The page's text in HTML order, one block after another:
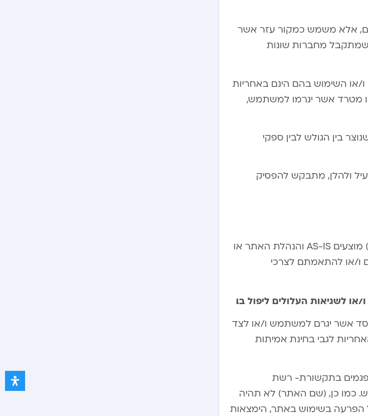
אלא משמש כמקור עזר אשר
שמתקבל מחברות שונות
או השימוש בהם הינם באחריות
מטרד אשר יגרמו למשתמש,
בין הגולש לבין ספקי
ולהלן, מתבקש להפסיק
המידע ו/או התכנים ו/או השירותים אשר מוצעים ב(שם האתר) מוצעים AS-IS והנהלת האתר או
ו/או להתאמתם לצרכי
לשגיאות העלולים ליפול בו.
אשר יגרם למשתמש ו/או לצד
לגבי בחינת אמיתות
בתקשורת- רשת
כמו כן, (שם האתר) לא תהיה
הפרעה בשימוש באתר, הימצאות